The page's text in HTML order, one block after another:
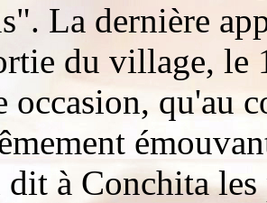
La dernière
du village, le
occasion, qu'au
à Conchita